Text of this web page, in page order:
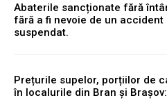
Abaterile sancționate fără
fără a fi nevoie de un
suspendat.
Prețurile supelor, porțiilor de
în localurile din Bran și